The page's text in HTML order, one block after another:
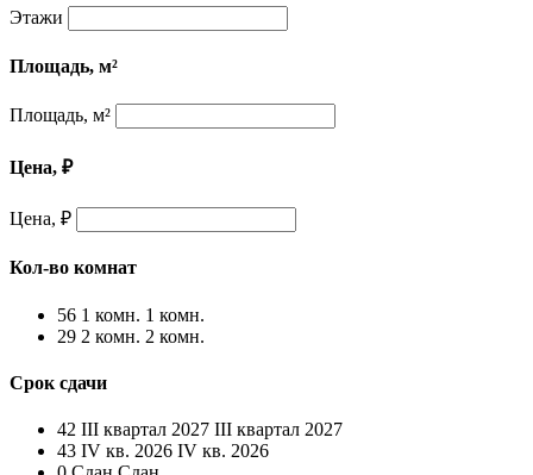
Этажи
Площадь, м²
Площадь, м²
Цена, ₽
Цена, ₽
Кол-во комнат
56 1 комн. 1 комн.
29 2 комн. 2 комн.
Срок сдачи
42 III квартал 2027 III квартал 2027
43 IV кв. 2026 IV кв. 2026